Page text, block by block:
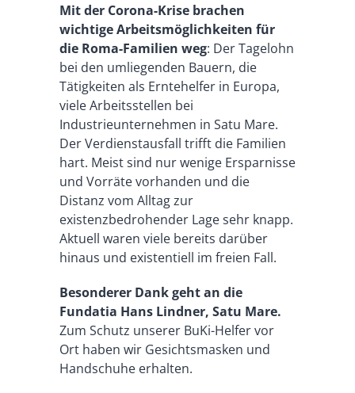
Mit der Corona-Krise brachen
wichtige Arbeitsmöglichkeiten für
die Roma-Familien weg: Der Tagelohn
bei den umliegenden Bauern, die
Tätigkeiten als Erntehelfer in Europa,
viele Arbeitsstellen bei
Industrieunternehmen in Satu Mare.
Der Verdienstausfall trifft die Familien
hart. Meist sind nur wenige Ersparnisse
und Vorräte vorhanden und die
Distanz vom Alltag zur
existenzbedrohender Lage sehr knapp.
Aktuell waren viele bereits darüber
hinaus und existentiell im freien Fall.
Besonderer Dank geht an die
Fundatia Hans Lindner, Satu Mare.
Zum Schutz unserer BuKi-Helfer vor
Ort haben wir Gesichtsmasken und
Handschuhe erhalten.